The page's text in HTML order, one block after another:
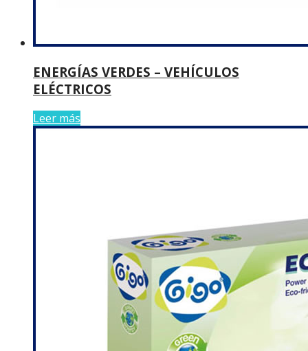
ENERGÍAS VERDES – VEHÍCULOS
ELÉCTRICOS
Leer más